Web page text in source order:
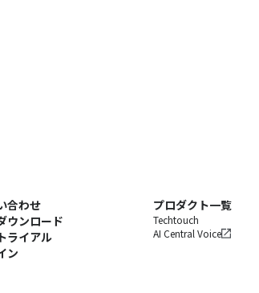
合わせ
ウンロード
ライアル
ン
プロダクト一覧
Techtouch
AI Central Voice